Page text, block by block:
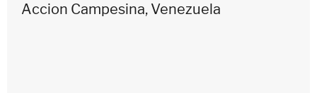
Accion Campesina, Venezuela